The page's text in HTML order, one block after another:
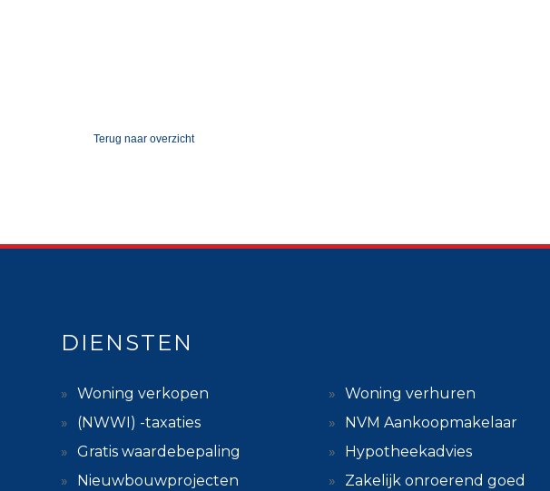
Terug naar overzicht
DIENSTEN
Woning verkopen
Woning verhuren
(NWWI) -taxaties
NVM Aankoopmakelaar
Gratis waardebepaling
Hypotheekadvies
Nieuwbouwprojecten
Zakelijk onroerend goed